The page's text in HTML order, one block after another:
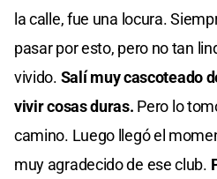
la calle, fue una locura.
pasar por esto, pero no tan
vivido. Salí muy cascoteado
vivir cosas duras. Pero lo
camino. Luego llegó el
muy agradecido de ese club.